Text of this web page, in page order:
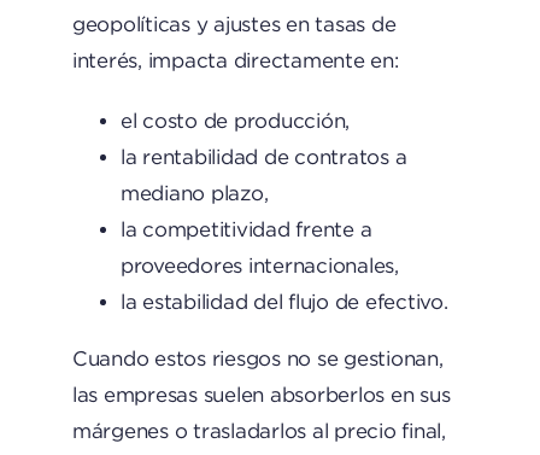
geopolíticas y ajustes en tasas de
interés, impacta directamente en:
el costo de producción,
la rentabilidad de contratos a
mediano plazo,
la competitividad frente a
proveedores internacionales,
la estabilidad del flujo de efectivo.
Cuando estos riesgos no se gestionan,
las empresas suelen absorberlos en sus
márgenes o trasladarlos al precio final,